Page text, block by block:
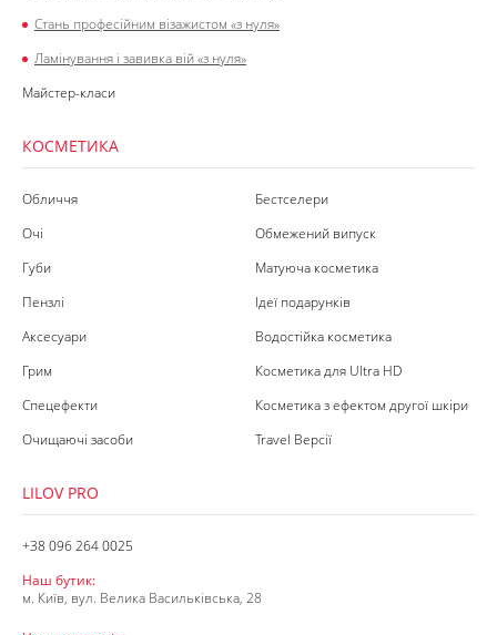
Стань професійним візажистом «з нуля»
Ламінування і завивка вій «з нуля»
Майстер-класи
КОСМЕТИКА
Обличчя
Очі
Губи
Пензлі
Аксесуари
Грим
Спецефекти
Очищаючі засоби
Бестселери
Обмежений випуск
Матуюча косметика
Ідеї подарунків
Водостійка косметика
Косметика для Ultra HD
Косметика з ефектом другої шкіри
Travel Версії
LILOV PRO
+38 096 264 0025
Наш бутик:
м. Київ, вул. Велика Васильківська, 28